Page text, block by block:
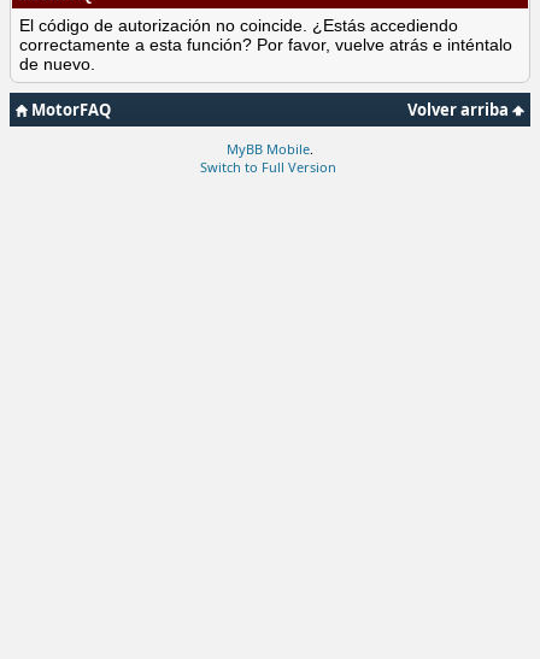
El código de autorización no coincide. ¿Estás accediendo
correctamente a esta función? Por favor, vuelve atrás e inténtalo
de nuevo.
Volver arriba
MotorFAQ
MyBB Mobile
Switch to Full Version